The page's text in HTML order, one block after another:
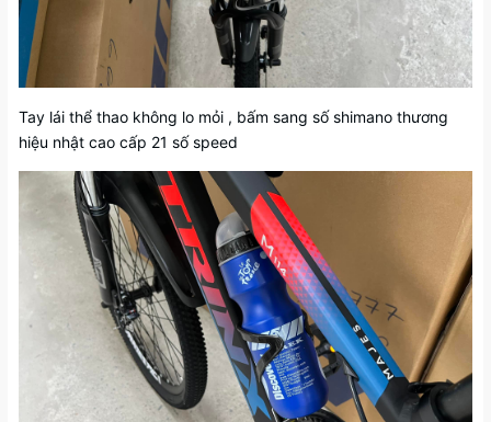
Tay lái thể thao không lo mỏi , bấm sang số shimano thương
hiệu nhật cao cấp 21 số speed